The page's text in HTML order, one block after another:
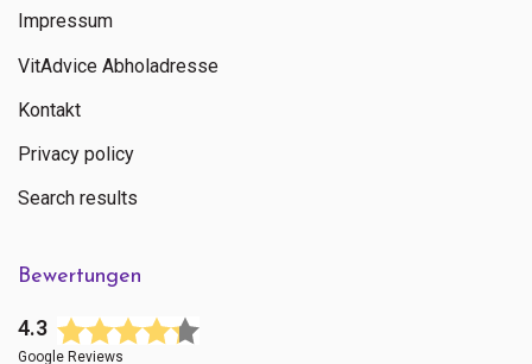
Impressum
VitAdvice Abholadresse
Kontakt
Privacy policy
Search results
Bewertungen
4.3
Google Reviews